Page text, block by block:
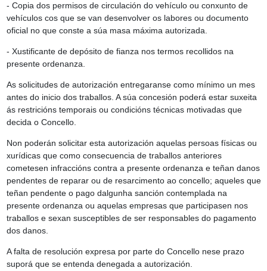
- Copia dos permisos de circulación do vehículo ou conxunto de
vehículos cos que se van desenvolver os labores ou documento
oficial no que conste a súa masa máxima autorizada.
- Xustificante de depósito de fianza nos termos recollidos na
presente ordenanza.
As solicitudes de autorización entregaranse como mínimo un mes
antes do inicio dos traballos. A súa concesión poderá estar suxeita
ás restricións temporais ou condicións técnicas motivadas que
decida o Concello.
Non poderán solicitar esta autorización aquelas persoas físicas ou
xurídicas que como consecuencia de traballos anteriores
cometesen infraccións contra a presente ordenanza e teñan danos
pendentes de reparar ou de resarcimento ao concello; aqueles que
teñan pendente o pago dalgunha sanción contemplada na
presente ordenanza ou aquelas empresas que participasen nos
traballos e sexan susceptibles de ser responsables do pagamento
dos danos.
A falta de resolución expresa por parte do Concello nese prazo
suporá que se entenda denegada a autorización.